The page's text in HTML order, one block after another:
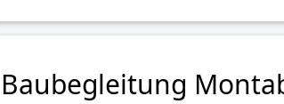
Baubegleitung